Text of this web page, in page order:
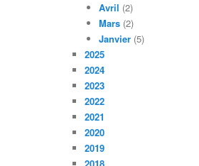
Avril (2)
Mars (2)
Janvier (5)
2025
2024
2023
2022
2021
2020
2019